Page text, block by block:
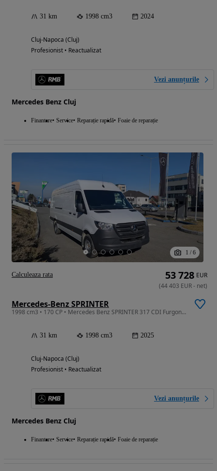
31 km 1998 cm3 2024
Cluj-Napoca (Cluj)
Profesionist • Reactualizat
Vezi anunțurile
Mercedes Benz Cluj
Finantare Service Reparație rapidă Foaie de reparație
1 / 6
Mercedes-Benz SPRINTER
1998 cm3 • 170 CP • Mercedes Benz SPRINTER 317 CDI Furgon Extra lung
31 km 1998 cm3 2025
Cluj-Napoca (Cluj)
Profesionist • Reactualizat
Vezi anunțurile
Mercedes Benz Cluj
Finantare Service Reparație rapidă Foaie de reparație
53 728 EUR
(44 403 EUR- net)
Calculeaza rata